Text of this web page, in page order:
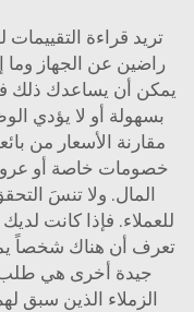
تريد قراءة
راضين عن الجهاز وما
يمكن أن يساعدك ذلك
بسهولة أو لا يؤدي
مقارنة الأسعار من
خصومات خاصة أو
المال. ولا تنسَ
للعملاء. فإذا كانت
جيدة أخرى هي طلب
الزملاء الذين سبق